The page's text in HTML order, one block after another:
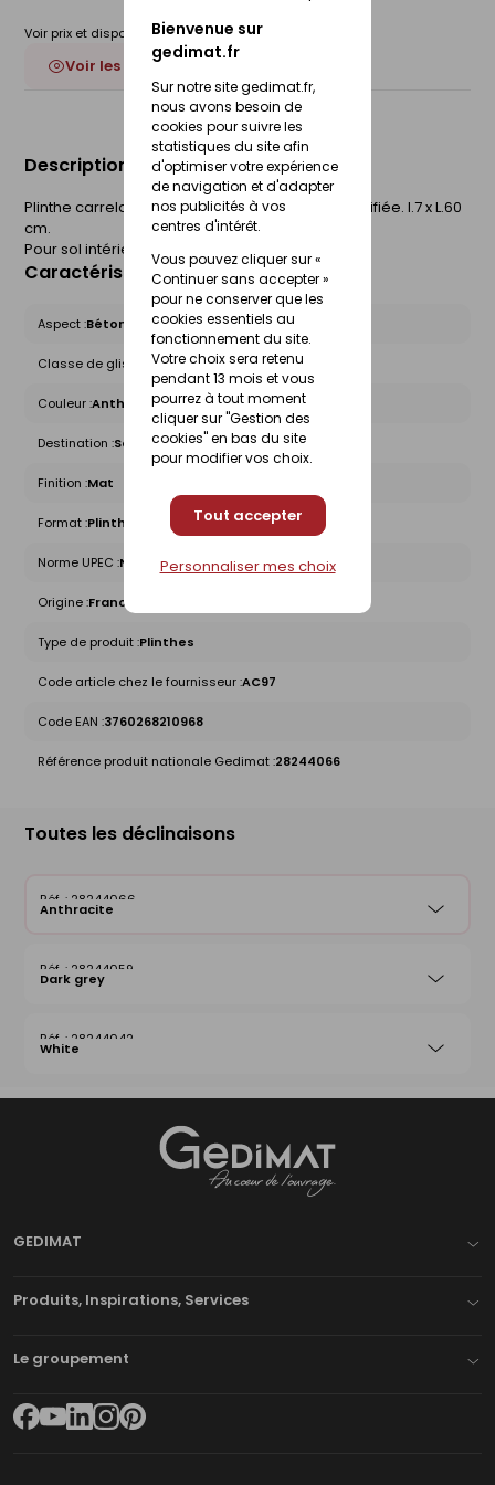
Bienvenue sur
gedimat.fr
Sur notre site gedimat.fr,
nous avons besoin de
cookies pour suivre les
statistiques du site afin
d'optimiser votre expérience
de navigation et d'adapter
nos publicités à vos
centres d'intérêt.
Vous pouvez cliquer sur «
Continuer sans accepter »
pour ne conserver que les
cookies essentiels au
fonctionnement du site.
Votre choix sera retenu
pendant 13 mois et vous
pourrez à tout moment
cliquer sur "Gestion des
cookies" en bas du site
pour modifier vos choix.
Tout accepter
Personnaliser mes choix
Voir prix et disponibilité en magasin
Voir les 3 déclinaisons
Description du produit
Plinthe carrelage pour sol SET 6.0. Rectifiée. Rectifiée. l.7 x L.60
cm.
Pour sol intérieur.
Caractéristiques du produit
Aspect :Béton
Classe de glissance (R) :Non concerné
Couleur :Anthracite
Destination :Sol intérieur
Finition :Mat
Format :Plinthe
Norme UPEC :Non concerné
Origine :France
Type de produit :Plinthes
Code article chez le fournisseur :AC97
Code EAN :3760268210968
Référence produit nationale Gedimat :28244066
Toutes les déclinaisons
28244066
Anthracite
28244059
Dark grey
28244042
White
GEDIMAT
Produits, Inspirations, Services
Le groupement